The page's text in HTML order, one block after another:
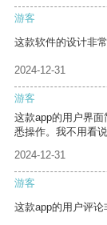
游客
这款软件的设计非
2024-12-31
游客
这款app的用户界
悉操作。我不用看
2024-12-31
游客
这款app的用户评论